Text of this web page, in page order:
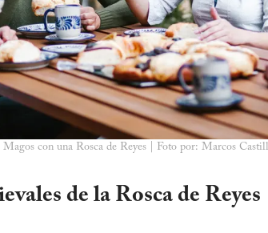
Magos con una Rosca de Reyes | Foto por: Marcos
de la Rosca de Reyes